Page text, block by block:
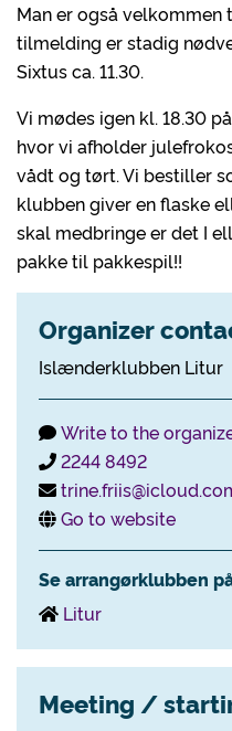
Man er også
tilmelding er stadig
Sixtus ca. 11.30.
Vi mødes igen kl. 18.30
hvor vi afholder
vådt og tørt. Vi bestiller
klubben giver en flaske
skal medbringe er det I
pakke til pakkespil!!
Organizer
Islænderklubben Litur
Write to the
2244 8492
Go to website
Se arrangørklubben
Litur
Meeting /